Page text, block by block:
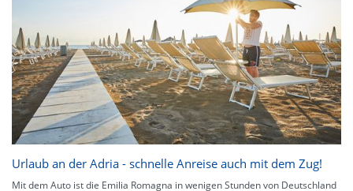
Urlaub an der Adria - schnelle Anreise auch mit dem Zug!
Mit dem Auto ist die Emilia Romagna in wenigen Stunden von Deutschland